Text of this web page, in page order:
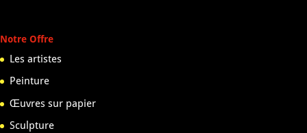
Notre Offre
Les artistes
Peinture
Œuvres sur papier
Sculpture